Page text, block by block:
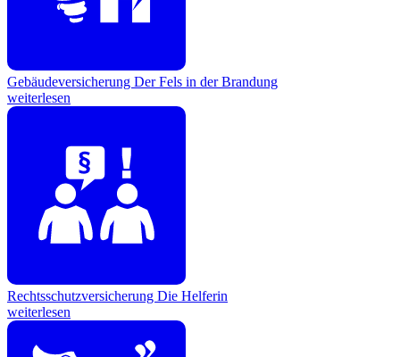
Gebäudeversicherung Der Fels in der Brandung
weiterlesen
Rechtsschutzversicherung Die Helferin
weiterlesen